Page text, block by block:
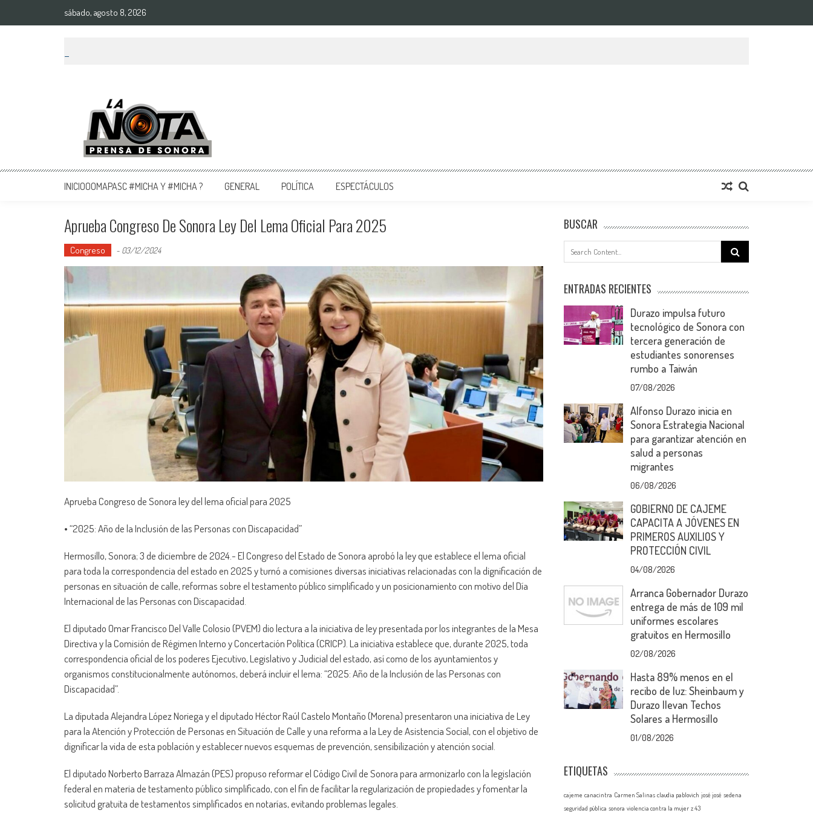
sábado, agosto 8, 2026
La Nota Prensa De Sonora
Noticias del día
INICIOOOMAPASC #MICHA Y #MICHA ? GENERAL POLÍTICA ESPECTÁCULOS
Aprueba Congreso De Sonora Ley Del Lema Oficial Para 2025
Congreso - 03/12/2024
Aprueba Congreso de Sonora ley del lema oficial para 2025
• “2025: Año de la Inclusión de las Personas con Discapacidad”
Hermosillo, Sonora; 3 de diciembre de 2024.- El Congreso del Estado de Sonora aprobó la ley que establece el lema oficial
para toda la correspondencia del estado en 2025 y turnó a comisiones diversas iniciativas relacionadas con la dignificación de
personas en situación de calle, reformas sobre el testamento público simplificado y un posicionamiento con motivo del Día
Internacional de las Personas con Discapacidad.
El diputado Omar Francisco Del Valle Colosio (PVEM) dio lectura a la iniciativa de ley presentada por los integrantes de la Mesa
Directiva y la Comisión de Régimen Interno y Concertación Política (CRICP). La iniciativa establece que, durante 2025, toda
correspondencia oficial de los poderes Ejecutivo, Legislativo y Judicial del estado, así como de los ayuntamientos y
organismos constitucionalmente autónomos, deberá incluir el lema: “2025: Año de la Inclusión de las Personas con
Discapacidad”.
La diputada Alejandra López Noriega y el diputado Héctor Raúl Castelo Montaño (Morena) presentaron una iniciativa de Ley
para la Atención y Protección de Personas en Situación de Calle y una reforma a la Ley de Asistencia Social, con el objetivo de
dignificar la vida de esta población y establecer nuevos esquemas de prevención, sensibilización y atención social.
El diputado Norberto Barraza Almazán (PES) propuso reformar el Código Civil de Sonora para armonizarlo con la legislación
federal en materia de testamento público simplificado, con el fin de facilitar la regularización de propiedades y fomentar la
solicitud gratuita de testamentos simplificados en notarías, evitando problemas legales.
BUSCAR
Search
for:
ENTRADAS RECIENTES
Durazo impulsa futuro
tecnológico de Sonora con
tercera generación de
estudiantes sonorenses
rumbo a Taiwán
07/08/2026
Alfonso Durazo inicia en
Sonora Estrategia Nacional
para garantizar atención en
salud a personas
migrantes
06/08/2026
GOBIERNO DE CAJEME
CAPACITA A JÓVENES EN
PRIMEROS AUXILIOS Y
PROTECCIÓN CIVIL
04/08/2026
Arranca Gobernador Durazo
entrega de más de 109 mil
uniformes escolares
gratuitos en Hermosillo
02/08/2026
Hasta 89% menos en el
recibo de luz: Sheinbaum y
Durazo llevan Techos
Solares a Hermosillo
01/08/2026
ETIQUETAS
cajeme canacintra Carmen Salinas claudia pablovich josé josé sedena
seguridad pública sonora violencia contra la mujer z 43